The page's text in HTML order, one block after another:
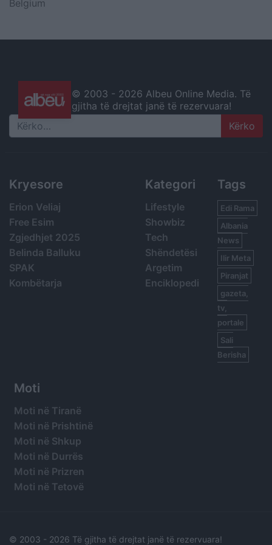
Belgium
© 2003 - 2026 Albeu Online Media. Të
gjitha të drejtat janë të rezervuara!
Search
Kryesore
Erion Veliaj
Free Esim
Zgjedhjet 2025
Belinda Balluku
SPAK
Kombëtarja
Kategori
Lifestyle
Showbiz
Tech
Shëndetësi
Argetim
Enciklopedi
Tags
Edi Rama
Albania
News
Ilir Meta
Piranjat
gazeta,
tv,
portale
Sali
Berisha
Moti
Moti në Tiranë
Moti në Prishtinë
Moti në Shkup
Moti në Durrës
Moti në Prizren
Moti në Tetovë
© 2003 - 2026 Të gjitha të drejtat janë të rezervuara!